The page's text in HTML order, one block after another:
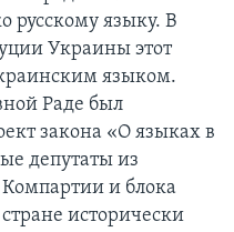
русскому языку. В
Украины этот
языком.
Раде был
закона «О языках в
депутаты из
и блока
исторически